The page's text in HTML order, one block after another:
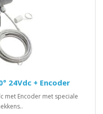
24Vdc + Encoder
met Encoder met speciale